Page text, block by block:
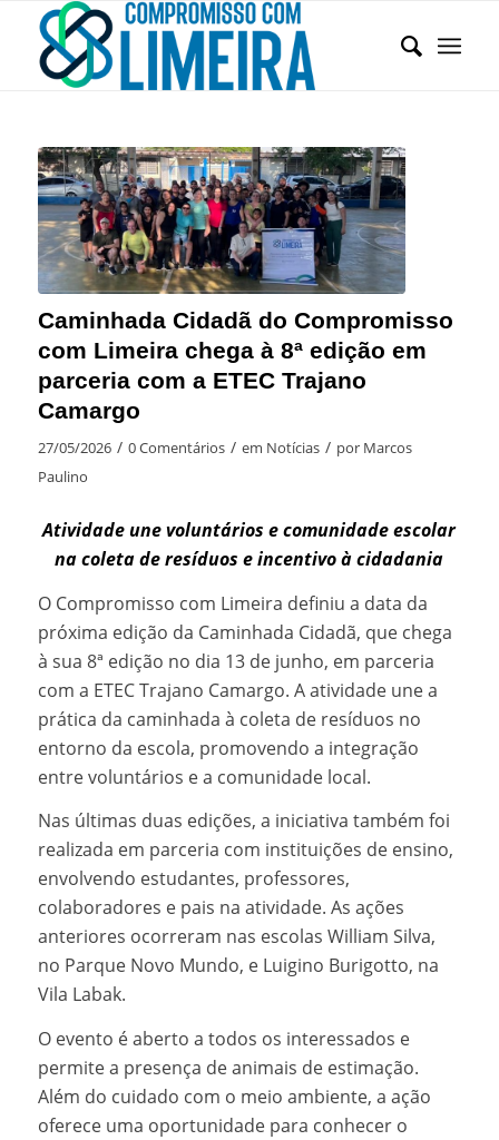
Caminhada Cidadã do Compromisso
com Limeira chega à 8ª edição em
parceria com a ETEC Trajano
Camargo
27/05/2026 / 0 Comentários / em Notícias / por Marcos
Paulino
Atividade une voluntários e comunidade escolar
na coleta de resíduos e incentivo à cidadania
O Compromisso com Limeira definiu a data da
próxima edição da Caminhada Cidadã, que chega
à sua 8ª edição no dia 13 de junho, em parceria
com a ETEC Trajano Camargo. A atividade une a
prática da caminhada à coleta de resíduos no
entorno da escola, promovendo a integração
entre voluntários e a comunidade local.
Nas últimas duas edições, a iniciativa também foi
realizada em parceria com instituições de ensino,
envolvendo estudantes, professores,
colaboradores e pais na atividade. As ações
anteriores ocorreram nas escolas William Silva,
no Parque Novo Mundo, e Luigino Burigotto, na
Vila Labak.
O evento é aberto a todos os interessados e
permite a presença de animais de estimação.
Além do cuidado com o meio ambiente, a ação
oferece uma oportunidade para conhecer o